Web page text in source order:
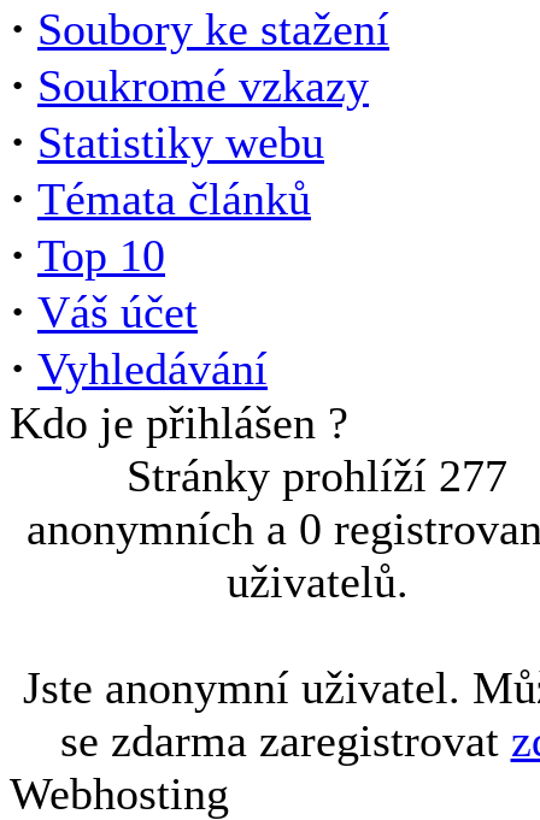
· Soubory ke stažení
· Soukromé vzkazy
· Statistiky webu
· Témata článků
· Top 10
· Váš účet
· Vyhledávání
Kdo je přihlášen ?
Stránky prohlíží 277
anonymních a 0
uživatelů.
Jste anonymní uživatel.
se zdarma zaregistrovat
Webhosting